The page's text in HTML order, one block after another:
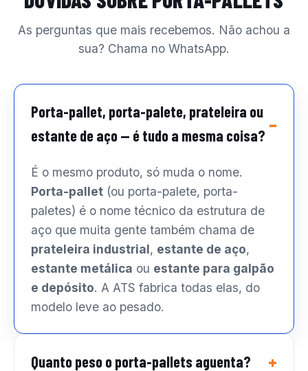
As perguntas que mais recebemos. Não achou a
sua? Chama no WhatsApp.
Porta-pallet, porta-palete, prateleira ou
estante de aço — é tudo a mesma coisa?
É o mesmo produto, só muda o nome.
Porta-pallet (ou porta-palete, porta-
paletes) é o nome técnico da estrutura de
aço que muita gente também chama de
prateleira industrial, estante de aço,
estante metálica ou estante para galpão
e depósito. A ATS fabrica todas elas, do
modelo leve ao pesado.
Quanto peso o porta-pallets aguenta?